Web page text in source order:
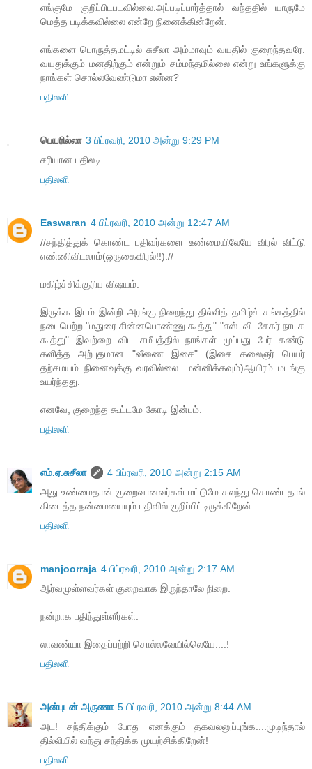
எங்குமே குறிப்பிட‌ப‌ட‌வில்லை.அப்ப‌டிப்பார்த்தால் வ‌ந்த‌தில் யாருமே
மெத்த‌ ப‌டிக்க‌வில்லை என்றே நினைக்கின்றேன்.
எங்க‌ளை பொருத்த‌ம‌ட்டில் சுசீலா அம்மாவும் வ‌ய‌தில் குறைந்த‌வ‌ரே.
வ‌ய‌துக்கும் ம‌ன‌திற்கும் என்றும் ச‌ம்ம‌ந்த‌மில்லை என்று உங்க‌ளுக்கு
நாங்க‌ள் சொல்ல‌வேண்டுமா என்ன‌?
பதிலளி
பெயரில்லா 3 பிப்ரவரி, 2010 அன்று 9:29 PM
சரியான பதிலடி.
பதிலளி
Easwaran 4 பிப்ரவரி, 2010 அன்று 12:47 AM
//சந்தித்துக் கொண்ட பதிவர்களை உண்மையிலேயே விரல் விட்டு
எண்ணிவிடலாம்(ஒருகைவிரல்!!).//
மகிழ்ச்சிக்குரிய விஷயம்.
இருக்க இடம் இன்றி அரங்கு நிறைந்து தில்லித் தமிழ்ச் சங்கத்தில்
நடைபெற்ற "மதுரை சின்னபொண்ணு கூத்து" "எஸ். வி. சேகர் நாடக
கூத்து" இவற்றை விட சமீபத்தில் நாங்கள் முப்பது பேர் கண்டு
களித்த அற்புதமான "வீணை இசை" (இசை கலைஞர் பெயர்
தற்சமயம் நினைவுக்கு வரவில்லை. மன்னிக்கவும்)ஆயிரம் மடங்கு
உயர்ந்தது.
எனவே, குறைந்த கூட்டமே கோடி இன்பம்.
பதிலளி
எம்.ஏ.சுசீலா
4 பிப்ரவரி, 2010 அன்று 2:15 AM
அது உண்மைதான்.குறைவானவர்கள் மட்டுமே கலந்து கொண்டதால்
கிடைத்த நன்மையையும் பதிவில் குறிப்பிட்டிருக்கிறேன்.
பதிலளி
manjoorraja 4 பிப்ரவரி, 2010 அன்று 2:17 AM
ஆர்வமுள்ளவர்கள் குறைவாக இருந்தாலே நிறை.
நன்றாக பதிந்துள்ளீர்கள்.
லாவண்யா இதைப்பற்றி சொல்லவேயில்லெயே....!
பதிலளி
அன்புடன் அருணா 5 பிப்ரவரி, 2010 அன்று 8:44 AM
அட! சந்திக்கும் போது எனக்கும் தகவலனுப்புங்க....முடிந்தால்
தில்லியில் வந்து சந்திக்க முயற்சிக்கிறேன்!
பதிலளி